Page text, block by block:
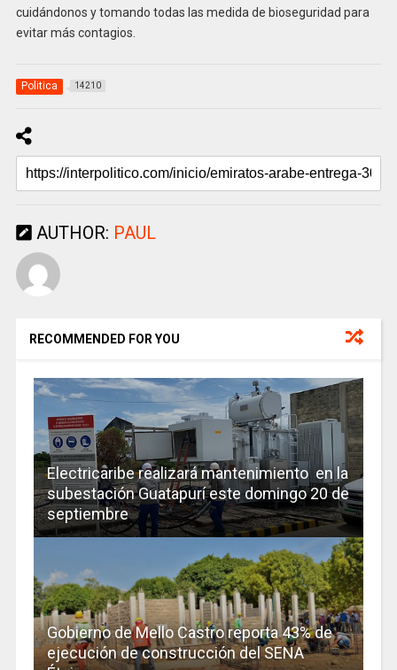
cuidándonos y tomando todas las medida de bioseguridad para
evitar más contagios.
Politica 14210
AUTHOR: PAUL
RECOMMENDED FOR YOU
Electricaribe realizará mantenimiento en la
subestación Guatapurí este domingo 20 de
septiembre
Gobierno de Mello Castro reporta 43% de
ejecución de construcción del SENA